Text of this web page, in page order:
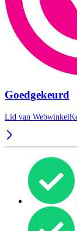
Goedgekeurd
Lid van